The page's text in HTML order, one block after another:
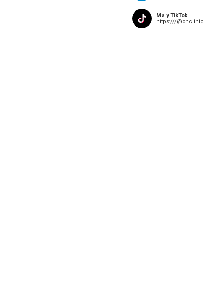
Ми у TikTok